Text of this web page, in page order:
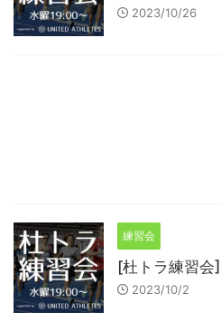
2023/10/26
練習会
[杜トラ練習会
2023/10/2